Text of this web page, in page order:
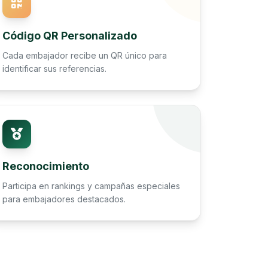
Código QR Personalizado
Cada embajador recibe un QR único para
identificar sus referencias.
Reconocimiento
Participa en rankings y campañas especiales
para embajadores destacados.